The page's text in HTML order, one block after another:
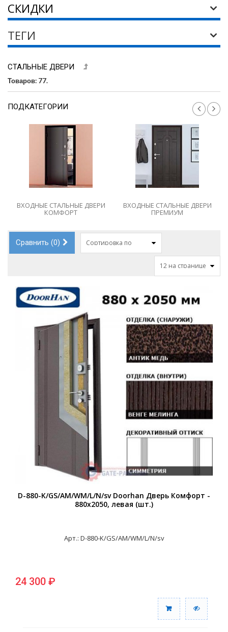
СКИДКИ
ТЕГИ
СТАЛЬНЫЕ ДВЕРИ
Товаров: 77.
ПОДКАТЕГОРИИ
ВХОДНЫЕ СТАЛЬНЫЕ ДВЕРИ
ПРЕМИУМ
ВХОДНЫЕ СТАЛЬНЫЕ ДВЕРИ
ЛАМИСТАЙЛ
Сравнить (0) Сортировка по
12 на странице
D-880-K/GS/AM/WM/L/N/sv Doorhan Дверь Комфорт -
880х2050, левая (шт.)
Арт.: D-880-K/GS/AM/WM/L/N/sv
24 300 ₽